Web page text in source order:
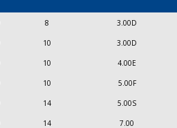
8 3.00D
10 3.00D
10 4.00E
10 5.00F
14 5.00S
14 7.00